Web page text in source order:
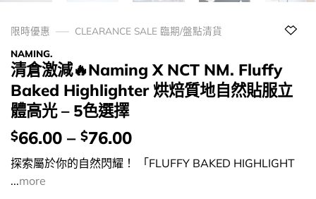
限時優惠
CLEARANCE SALE 臨期/盤點清貨
NAMING.
清倉激減🔥Naming X NCT NM. Fluffy
Baked Highlighter 烘焙質地自然貼服立
體高光 – 5色選擇
價
錢：
$66.00 – $76.00
探索屬於你的自然閃耀！ 「FLUFFY BAKED HIGHLIGHT
...more